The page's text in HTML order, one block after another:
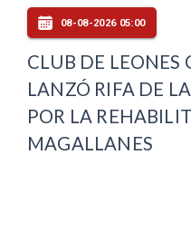
08-08-2026 05:00
CLUB DE LEONES
LANZÓ RIFA DE
POR LA
MAGALLANES